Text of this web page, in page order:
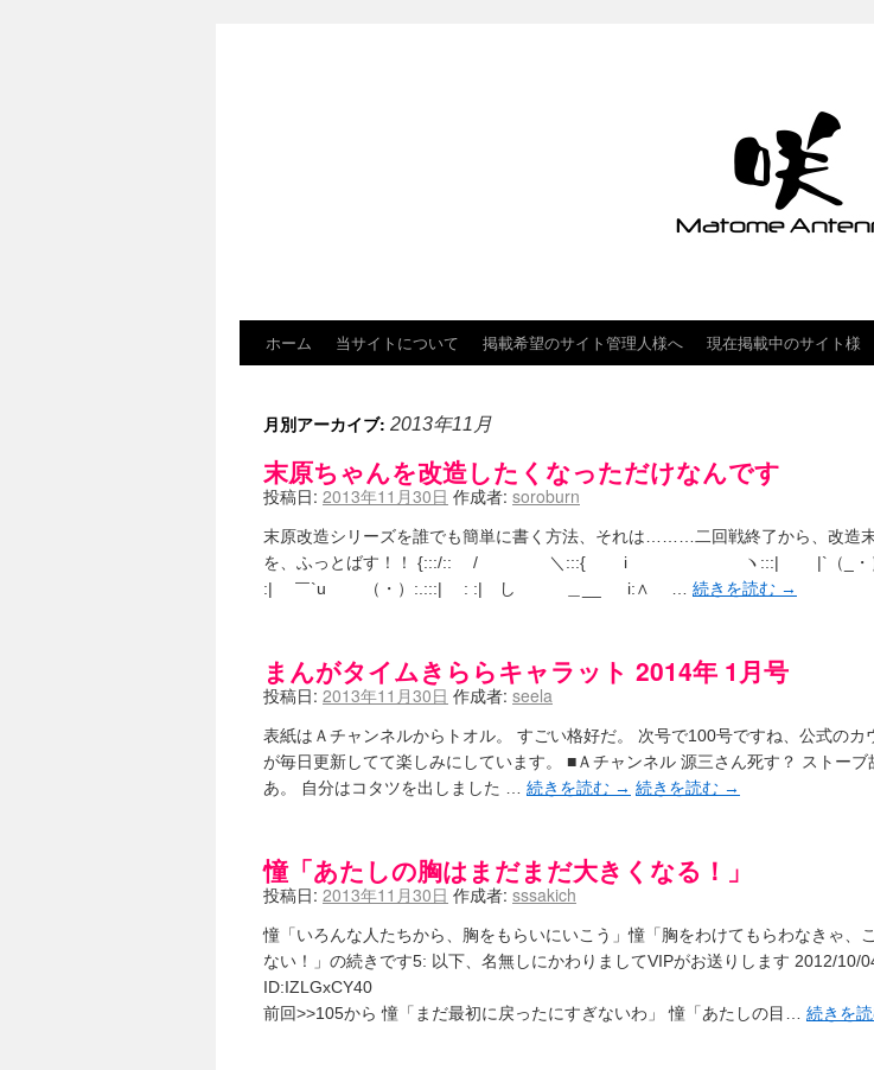
ホーム 当サイトについて 掲載希望のサイト管理人様へ 現在掲載中のサイト様
月別アーカイブ: 2013年11月
末原ちゃんを改造したくなっただけなんです
投稿日: 2013年11月30日 作成者: soroburn
末原改造シリーズを誰でも簡単に書く方法、それは………二回戦終了から、改造
を、ふっとばす！！ {:::/:: / ＼:::{ i ヽ:::| |`（_・
:| ￣`u （・）:.:::| : :| し ＿__ i:∧ … 続きを読む →
まんがタイムきららキャラット 2014年 1月号
投稿日: 2013年11月30日 作成者: seela
表紙はＡチャンネルからトオル。 すごい格好だ。 次号で100号ですね、公式のカ
が毎日更新してて楽しみにしています。 ■Ａチャンネル 源三さん死す？ ストーブ
あ。 自分はコタツを出しました … 続きを読む → 続きを読む →
憧「あたしの胸はまだまだ大きくなる！」
投稿日: 2013年11月30日 作成者: sssakich
憧「いろんな人たちから、胸をもらいにいこう」憧「胸をわけてもらわなきゃ、
ない！」の続きです5: 以下、名無しにかわりましてVIPがお送りします 2012/10/
ID:IZLGxCY40
前回>>105から 憧「まだ最初に戻ったにすぎないわ」 憧「あたしの目… 続きを